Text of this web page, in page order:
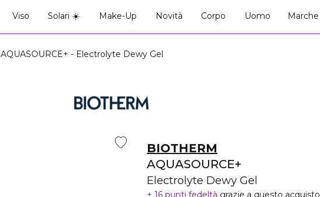
Viso Solari ☀️ Make-Up Novità Corpo Uomo Marche
AQUASOURCE+ - Electrolyte Dewy Gel
BIOTHERM
AQUASOURCE+
Electrolyte Dewy Gel
16 punti fedeltà grazie a questo acquisto